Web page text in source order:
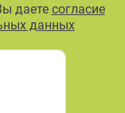
даете согласие
данных